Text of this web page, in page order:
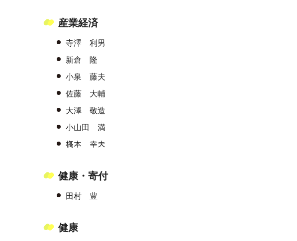
産業経済
寺澤 利男
新倉 隆
小泉 藤夫
佐藤 大輔
大澤 敬造
小山田 満
𣘺本 幸夫
健康・寄付
田村 豊
健康